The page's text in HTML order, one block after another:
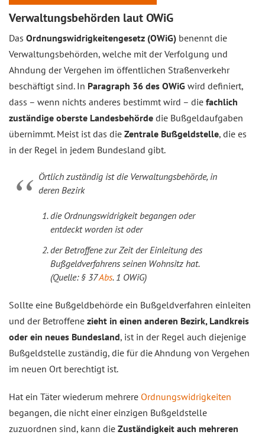
Verwaltungsbehörden laut OWiG
Das Ordnungswidrigkeitengesetz (OWiG) benennt die
Verwaltungsbehörden, welche mit der Verfolgung und
Ahndung der Vergehen im öffentlichen Straßenverkehr
beschäftigt sind. In Paragraph 36 des OWiG wird definiert,
dass – wenn nichts anderes bestimmt wird – die fachlich
zuständige oberste Landesbehörde die Bußgeldaufgaben
übernimmt. Meist ist das die Zentrale Bußgeldstelle, die es
in der Regel in jedem Bundesland gibt.
Örtlich zuständig ist die Verwaltungsbehörde, in
deren Bezirk
die Ordnungswidrigkeit begangen oder
entdeckt worden ist oder
der Betroffene zur Zeit der Einleitung des
Bußgeldverfahrens seinen Wohnsitz hat.
(Quelle: § 37Abs. 1 OWiG)
Sollte eine Bußgeldbehörde ein Bußgeldverfahren einleiten
und der Betroffene zieht in einen anderen Bezirk, Landkreis
oder ein neues Bundesland, ist in der Regel auch diejenige
Bußgeldstelle zuständig, die für die Ahndung von Vergehen
im neuen Ort berechtigt ist.
Hat ein Täter wiederum mehrere Ordnungswidrigkeiten
begangen, die nicht einer einzigen Bußgeldstelle
zuzuordnen sind, kann die Zuständigkeit auch mehreren